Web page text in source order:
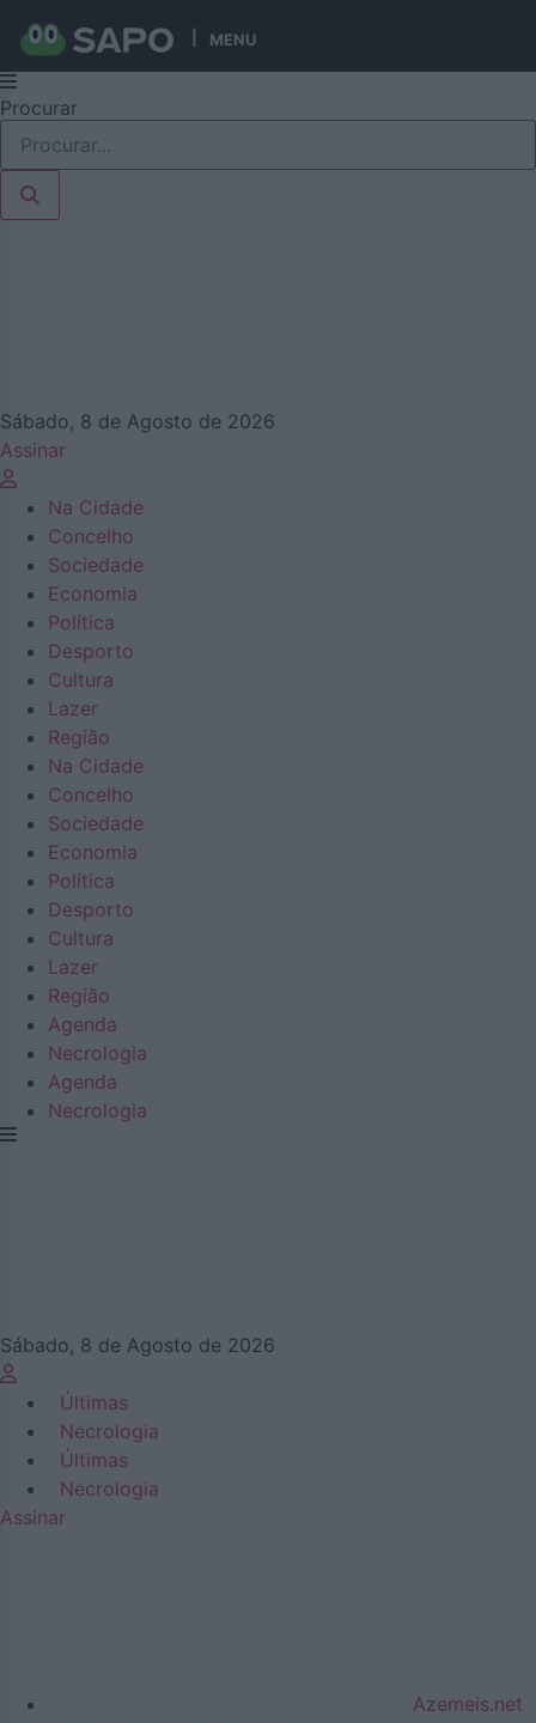
MENU
Pular
para
conteúdo
Procurar
Sábado, 8 de Agosto de 2026
Assinar
Na Cidade
Concelho
Sociedade
Economia
Política
Desporto
Cultura
Lazer
Região
Na Cidade
Concelho
Sociedade
Economia
Política
Desporto
Cultura
Lazer
Região
Agenda
Necrologia
Agenda
Necrologia
Sábado, 8 de Agosto de 2026
Últimas
Necrologia
Últimas
Necrologia
Assinar
Azemeis.net